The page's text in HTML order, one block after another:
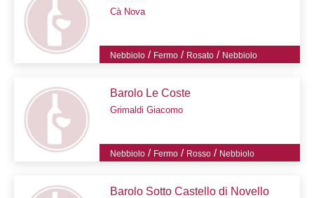
Cà Nova
Nebbiolo / Fermo / Rosato / Nebbiolo
Barolo Le Coste
Grimaldi Giacomo
Nebbiolo / Fermo / Rosso / Nebbiolo
Barolo Sotto Castello di Novello